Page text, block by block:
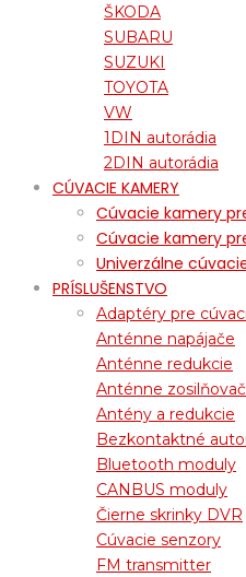
ŠKODA
SUBARU
SUZUKI
TOYOTA
VW
1DIN autorádia
2DIN autorádia
CÚVACIE KAMERY
Cúvacie kamery
Cúvacie kamery
Univerzálne
PRÍSLUŠENSTVO
Adaptéry pre
Anténne napájače
Anténne redukcie
Anténne
Antény a redukcie
Bezkontaktné
Bluetooth moduly
CANBUS moduly
Čierne skrinky DVR
Cúvacie senzory
FM transmitter